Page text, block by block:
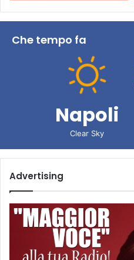
Che tempo fa
Napoli
Clear Sky
Advertising